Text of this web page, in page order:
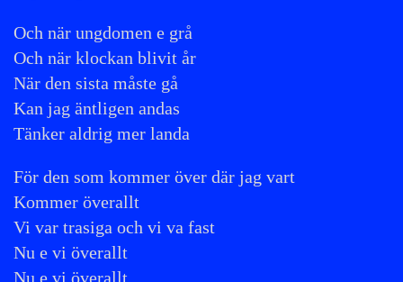
Och när ungdomen e grå
Och när klockan blivit år
När den sista måste gå
Kan jag äntligen andas
Tänker aldrig mer landa
För den som kommer över där jag vart
Kommer överallt
Vi var trasiga och vi va fast
Nu e vi överallt
Nu e vi överallt